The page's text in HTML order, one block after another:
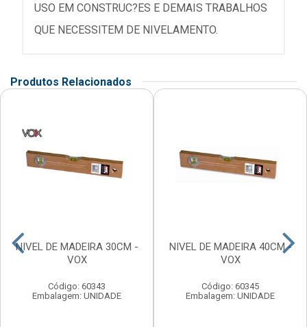
USO EM CONSTRUC?ES E DEMAIS TRABALHOS
QUE NECESSITEM DE NIVELAMENTO.
Produtos Relacionados
NIVEL DE MADEIRA 30CM -
VOX
Código: 60343
Embalagem: UNIDADE
NIVEL DE MADEIRA 40CM -
VOX
Código: 60345
Embalagem: UNIDADE